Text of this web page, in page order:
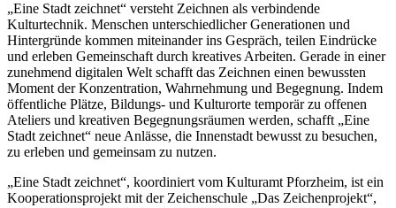
„Eine Stadt zeichnet“ versteht Zeichnen als verbindende
Kulturtechnik. Menschen unterschiedlicher Generationen und
Hintergründe kommen miteinander ins Gespräch, teilen Eindrücke
und erleben Gemeinschaft durch kreatives Arbeiten. Gerade in einer
zunehmend digitalen Welt schafft das Zeichnen einen bewussten
Moment der Konzentration, Wahrnehmung und Begegnung. Indem
öffentliche Plätze, Bildungs- und Kulturorte temporär zu offenen
Ateliers und kreativen Begegnungsräumen werden, schafft „Eine
Stadt zeichnet“ neue Anlässe, die Innenstadt bewusst zu besuchen,
zu erleben und gemeinsam zu nutzen.
„Eine Stadt zeichnet“, koordiniert vom Kulturamt Pforzheim, ist ein
Kooperationsprojekt mit der Zeichenschule „Das Zeichenprojekt“,